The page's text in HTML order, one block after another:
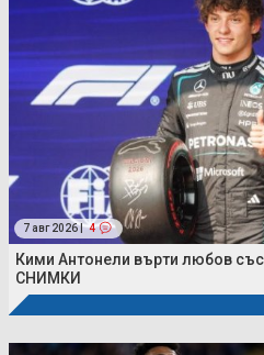
7 авг 2026 | 4
Кими Антонели върти любов
СНИМКИ